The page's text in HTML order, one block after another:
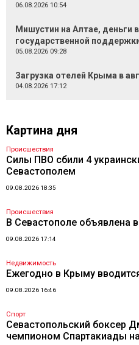
06.08.2026 10:54
Мишустин на Алтае, деньги
государственной
05.08.2026 09:28
Загрузка отелей Крыма в
04.08.2026 17:12
Картина дня
Происшествия
Силы ПВО сбили 4
Севастополем
09.08.2026 18:35
Происшествия
В Севастополе объявлена
09.08.2026 17:14
Недвижимость
Ежегодно в Крыму
09.08.2026 16:46
Спорт
Севастопольский боксер
чемпионом Спартакиады